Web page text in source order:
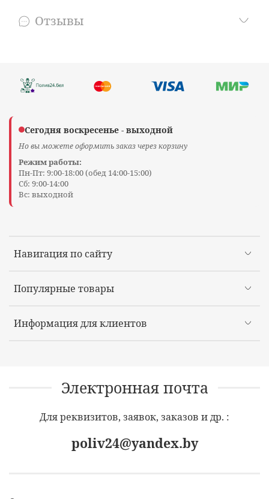
Отзывы
Навигация по сайту
Популярные товары
Информация для клиентов
Сегодня воскресенье - выходной
Но вы можете оформить заказ через корзину
Режим работы:
Пн-Пт: 9:00-18:00 (обед 14:00-15:00)
Сб: 9:00-14:00
Вс: выходной
Электронная почта
Для реквизитов, заявок, заказов и др. :
poliv24@yandex.by